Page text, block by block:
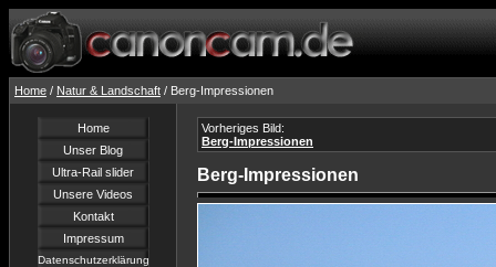
Home / Natur & Landschaft / Berg-Impressionen
Home
Unser Blog
Ultra-Rail slider
Unsere Videos
Kontakt
Impressum
Datenschutzerklärung
Vorheriges Bild:
Berg-Impressionen
Berg-Impressionen